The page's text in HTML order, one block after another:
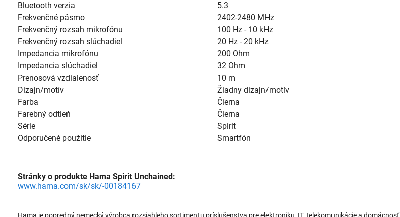
Bluetooth verzia
5.3
Frekvenčné pásmo
2402-2480 MHz
Frekvenčný rozsah mikrofónu
100 Hz - 10 kHz
Frekvenčný rozsah slúchadiel
20 Hz - 20 kHz
Impedancia mikrofónu
200 Ohm
Impedancia slúchadiel
32 Ohm
Prenosová vzdialenosť
10 m
Dizajn/motív
Žiadny dizajn/motív
Farba
Čierna
Farebný odtieň
Čierna
Série
Spirit
Odporučené použitie
Smartfón
Stránky o produkte Hama Spirit Unchained:
www.hama.com/sk/sk/-00184167